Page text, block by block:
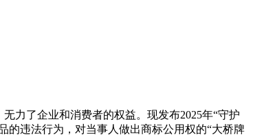
力了企业和消费者的权益。现发布2025年“守护
的违法行为，对当事人做出商标公用权的“大桥牌